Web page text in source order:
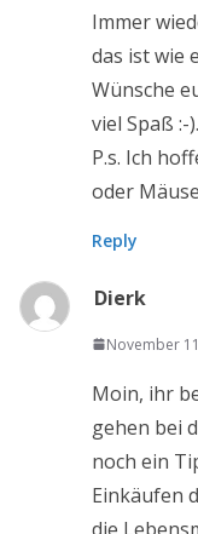
Immer
das ist wie
Wünsche
viel Spaß :-).
P.s. Ich
oder
Reply
Dierk
November
Moin, ihr
gehen bei
noch ein
Einkäufen